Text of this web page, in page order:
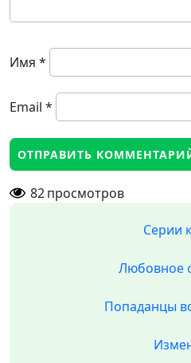
Имя *
Email *
82просмотров
Серии
Любовное
Попаданцы